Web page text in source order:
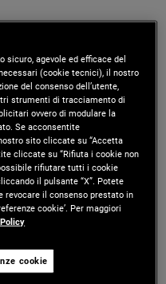
the Sydney office.
Mr. Zhong was a
Institutional Bank,
products for
Previously,
in the wealth and
and he began his
financial
sicuro, agevole ed efficace del
(cookie tecnici), il nostro
del consenso dell’utente,
strumenti di tracciamento di
ovvero di modulare la
Se acconsentite
sito cliccate su “Accetta
cliccate su “Rifiuta i cookie non
rifiutare tutti i cookie
il pulsante “X”. Potete
revocare il consenso prestato in
cookie’. Per maggiori
cookie